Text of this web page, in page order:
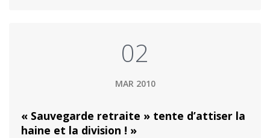
02
MAR 2010
« Sauvegarde retraite » tente d’attiser la
haine et la division ! »